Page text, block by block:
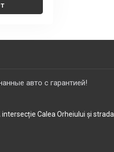
авто с гарантией!
Calea Orheiului și strada